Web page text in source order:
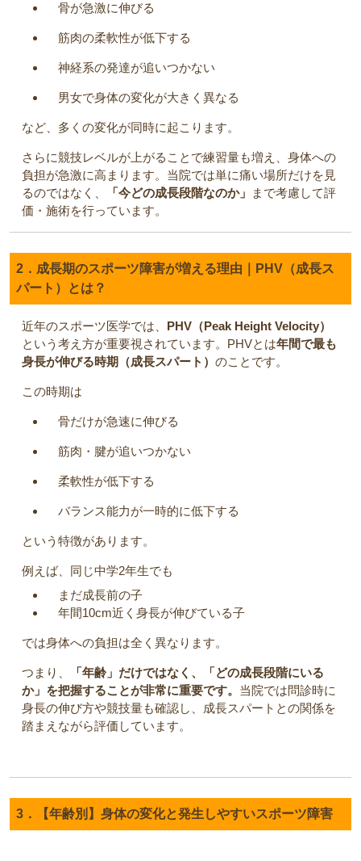
骨が急激に伸びる
筋肉の柔軟性が低下する
神経系の発達が追いつかない
男女で身体の変化が大きく異なる
など、多くの変化が同時に起こります。
さらに競技レベルが上がることで練習量も増え、身体への
負担が急激に高まります。当院では単に痛い場所だけを見
るのではなく、
「今どの成長段階なのか」
まで考慮して評
価・施術を行っています。
2．成長期のスポーツ障害が増える理由｜PHV（成長ス
パート）とは？
近年のスポーツ医学では、 PHV（Peak Height Velocity）
という考え方が重要視されています。PHVとは年間で最も
身長が伸びる時期（成長スパート） のことです。
この時期は
骨だけが急速に伸びる
筋肉・腱が追いつかない
柔軟性が低下する
バランス能力が一時的に低下する
という特徴があります。
例えば、同じ中学2年生でも
まだ成長前の子
年間10cm近く身長が伸びている子
では身体への負担は全く異なります。
つまり、
「年齢」だけではなく、「どの成長段階にいる
か」を把握することが非常に重要です。 当院では問診時に
身長の伸び方や競技量も確認し、成長スパートとの関係を
踏まえながら評価しています。
3．【年齢別】身体の変化と発生しやすいスポーツ障害